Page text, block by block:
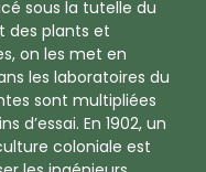
sous la tutelle du
des plants et
on les met en
les laboratoires du
sont multipliées
d’essai. En 1902, un
coloniale est